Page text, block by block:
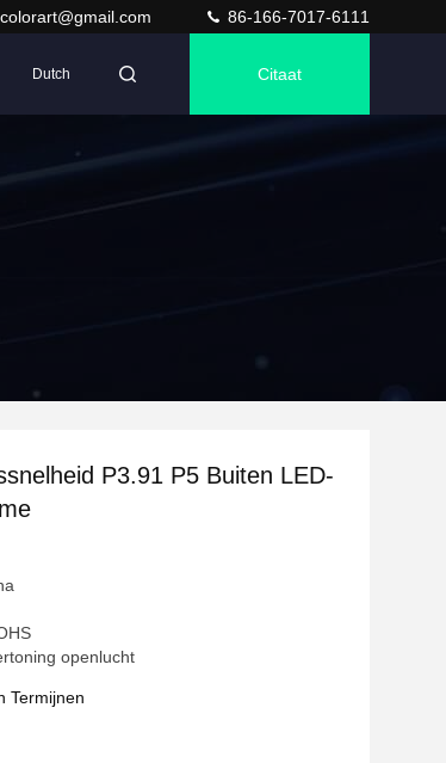
86-166-7017-6111
Dutch Citaat
P3.91 P5 Buiten LED-
openlucht
Termijnen